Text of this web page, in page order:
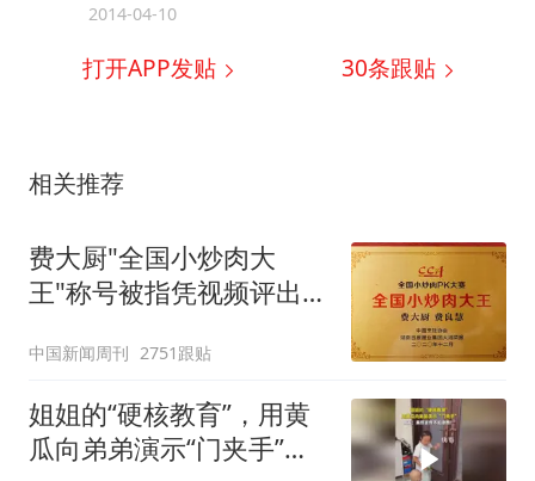
2014-04-10
打开APP发贴 30条跟贴
相关推荐
费大厨"全国小炒肉大
王"称号被指凭视频评出
中国新闻周刊 2751跟贴
姐姐的“硬核教育”，用黄
瓜向弟弟演示“门夹手”，